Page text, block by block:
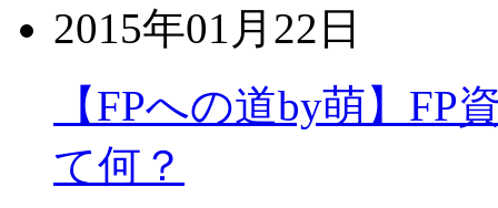
2015年01月22日
【FPへの道by萌】FP
て何？